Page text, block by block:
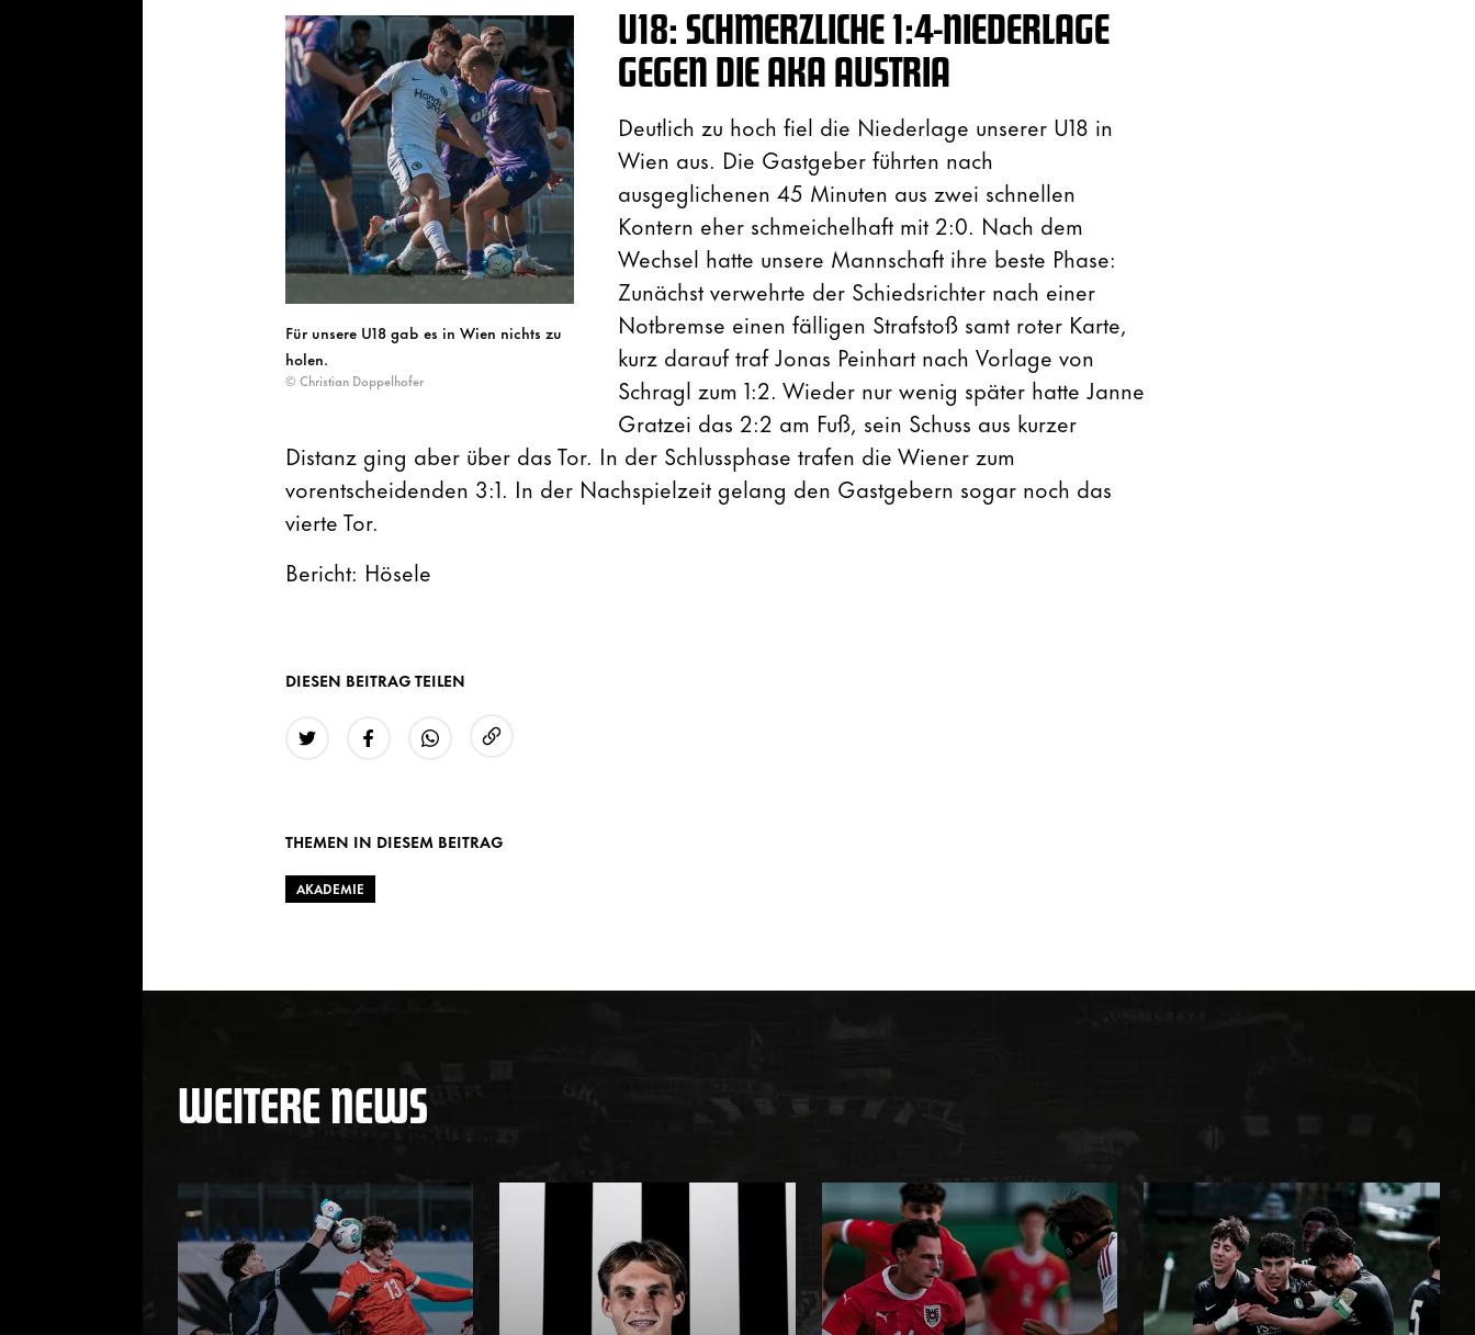
Für unsere U18 gab es in Wien nichts zu
holen.
© Christian Doppelhofer
U18: SCHMERZLICHE 1:4-NIEDERLAGE
GEGEN DIE AKA AUSTRIA
Deutlich zu hoch fiel die Niederlage unserer U18 in
Wien aus. Die Gastgeber führten nach
ausgeglichenen 45 Minuten aus zwei schnellen
Kontern eher schmeichelhaft mit 2:0. Nach dem
Wechsel hatte unsere Mannschaft ihre beste Phase:
Zunächst verwehrte der Schiedsrichter nach einer
Notbremse einen fälligen Strafstoß samt roter Karte,
kurz darauf traf Jonas Peinhart nach Vorlage von
Schragl zum 1:2. Wieder nur wenig später hatte Janne
Gratzei das 2:2 am Fuß, sein Schuss aus kurzer
Distanz ging aber über das Tor. In der Schlussphase trafen die Wiener zum
vorentscheidenden 3:1. In der Nachspielzeit gelang den Gastgebern sogar noch das
vierte Tor.
Bericht: Hösele
DIESEN BEITRAG TEILEN
THEMEN IN DIESEM BEITRAG
AKADEMIE
WEITERE NEWS